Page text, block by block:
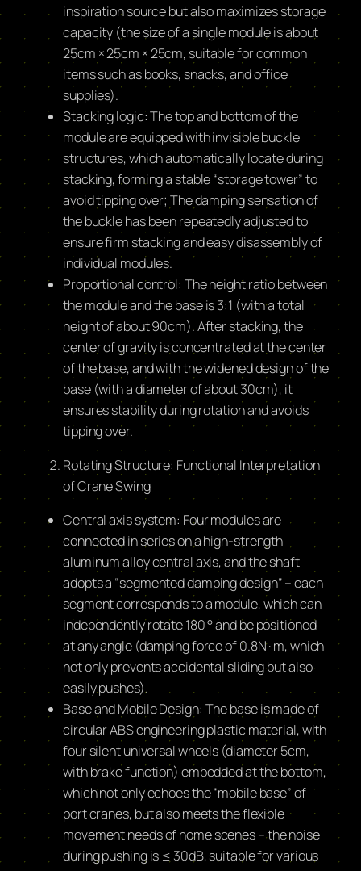
inspiration source but also maximizes storage
capacity (the size of a single module is about
25cm × 25cm × 25cm, suitable for common
items such as books, snacks, and office
supplies).
Stacking logic: The top and bottom of the
module are equipped with invisible buckle
structures, which automatically locate during
stacking, forming a stable “storage tower” to
avoid tipping over; The damping sensation of
the buckle has been repeatedly adjusted to
ensure firm stacking and easy disassembly of
individual modules.
Proportional control: The height ratio between
the module and the base is 3:1 (with a total
height of about 90cm). After stacking, the
center of gravity is concentrated at the center
of the base, and with the widened design of the
base (with a diameter of about 30cm), it
ensures stability during rotation and avoids
tipping over.
Rotating Structure: Functional Interpretation
of Crane Swing
Central axis system: Four modules are
connected in series on a high-strength
aluminum alloy central axis, and the shaft
adopts a “segmented damping design” – each
segment corresponds to a module, which can
independently rotate 180 ° and be positioned
at any angle (damping force of 0.8N · m, which
not only prevents accidental sliding but also
easily pushes).
Base and Mobile Design: The base is made of
circular ABS engineering plastic material, with
four silent universal wheels (diameter 5cm,
with brake function) embedded at the bottom,
which not only echoes the “mobile base” of
port cranes, but also meets the flexible
movement needs of home scenes – the noise
during pushing is ≤ 30dB, suitable for various